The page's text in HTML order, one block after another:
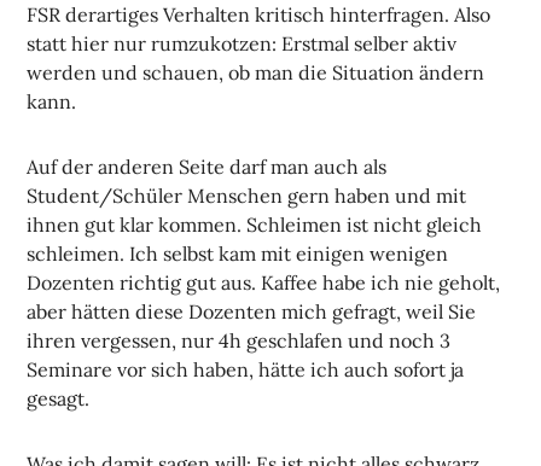
FSR derartiges Verhalten kritisch hinterfragen. Also
statt hier nur rumzukotzen: Erstmal selber aktiv
werden und schauen, ob man die Situation ändern
kann.
Auf der anderen Seite darf man auch als
Student/Schüler Menschen gern haben und mit
ihnen gut klar kommen. Schleimen ist nicht gleich
schleimen. Ich selbst kam mit einigen wenigen
Dozenten richtig gut aus. Kaffee habe ich nie geholt,
aber hätten diese Dozenten mich gefragt, weil Sie
ihren vergessen, nur 4h geschlafen und noch 3
Seminare vor sich haben, hätte ich auch sofort ja
gesagt.